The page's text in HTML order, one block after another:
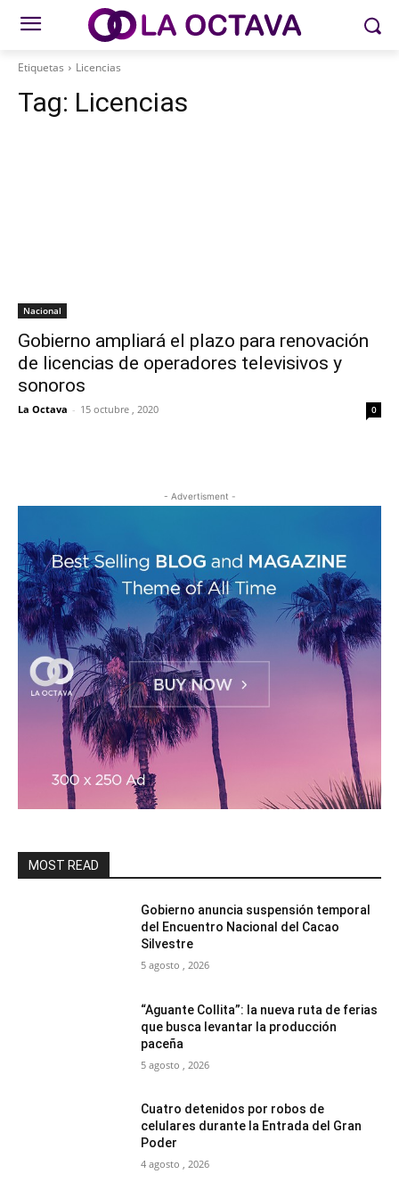
Etiquetas Licencias
Tag: Licencias
Nacional
Gobierno ampliará el plazo para renovación
de licencias de operadores televisivos y
sonoros
La Octava - 15 octubre , 2020 0
- Advertisment -
MOST READ
Gobierno anuncia suspensión temporal
del Encuentro Nacional del Cacao
Silvestre
5 agosto , 2026
“Aguante Collita”: la nueva ruta de ferias
que busca levantar la producción
paceña
5 agosto , 2026
Cuatro detenidos por robos de
celulares durante la Entrada del Gran
Poder
4 agosto , 2026